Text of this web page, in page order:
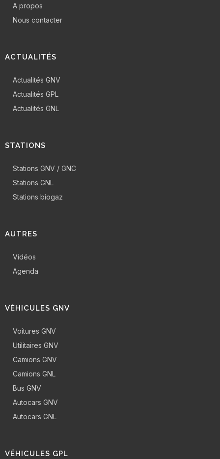
A propos
Nous contacter
ACTUALITÉS
Actualités GNV
Actualités GPL
Actualités GNL
STATIONS
Stations GNV / GNC
Stations GNL
Stations biogaz
AUTRES
Vidéos
Agenda
VÉHICULES GNV
Voitures GNV
Utilitaires GNV
Camions GNV
Camions GNL
Bus GNV
Autocars GNV
Autocars GNL
VÉHICULES GPL